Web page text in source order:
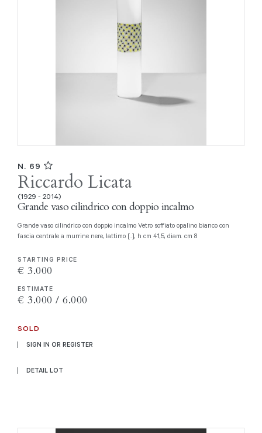
N. 69
Riccardo Licata
(1929 - 2014)
Grande vaso cilindrico con doppio incalmo
Grande vaso cilindrico con doppio incalmo Vetro soffiato opalino bianco con
fascia centrale a murrine nere, lattimo [..], h cm 41,5, diam. cm 8
STARTING PRICE
€ 3.000
ESTIMATE
€ 3.000 / 6.000
SOLD
SIGN IN OR REGISTER
DETAIL LOT